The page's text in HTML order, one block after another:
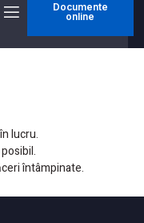
Documente
online
lucru.
întâmpinate.